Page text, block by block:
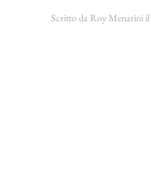
Scritto da Roy Menarini il